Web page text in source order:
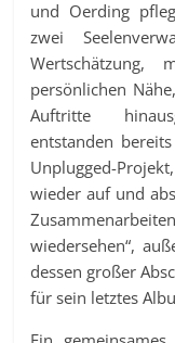
und Oerding
zwei
Wertschätzung,
persönlichen
Auftritte
entstanden
Unplugged-
wieder auf und
wiedersehen“,
dessen großer
für sein letztes